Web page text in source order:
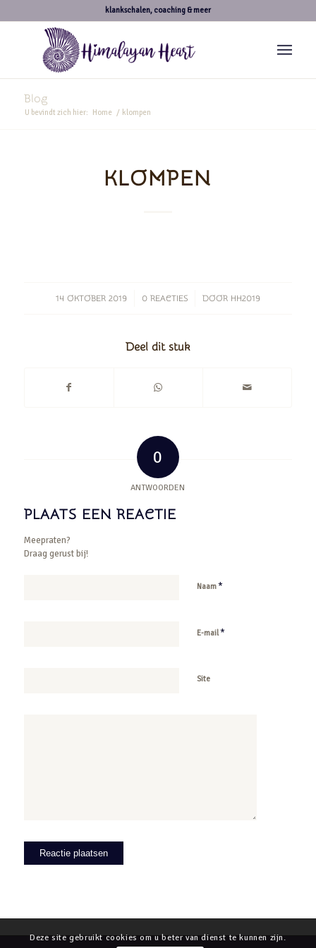
klankschalen, coaching & meer
Blog
U bevindt zich hier: Home / klompen
KLOMPEN
14 OKTOBER 2019
/ 0 REACTIES
/ DOOR HH2019
Deel dit stuk
0
ANTWOORDEN
PLAATS EEN REACTIE
Meepraten?
Draag gerust bij!
Naam*
E-mail*
Site
Deze site gebruikt cookies om u beter van dienst te kunnen zijn.